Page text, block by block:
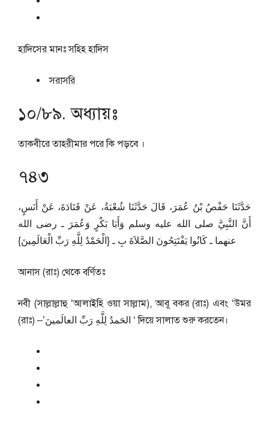
হাদিসের মানঃসহিহ হাদিস
সরাসরি
১০/৮৯. অধ্যায়ঃ
তাকবীরে তাহরীমার পরে কি পড়বে ।
৭৪৩
حَدَّثَنَا حَفْصُ بْنُ عُمَرَ، قَالَ حَدَّثَنَا شُعْبَةُ، عَنْ قَتَادَةَ، عَنْ أَنَسٍ،
أَنَّ النَّبِيَّ صلى الله عليه وسلم وَأَبَا بَكْرٍ وَعُمَرَ ـ رضى الله
عنهما ـ كَانُوا يَفْتَتِحُونَ الصَّلاَةَ بِ ـ ‏{‏الْحَمْدُ لِلَّهِ رَبِّ الْعَالَمِينَ‏}‏
আনাস (রাঃ) থেকে বর্ণিতঃ
নবী (সাল্লাল্লাহু ‘আলাইহি ওয়া সাল্লাম), আবূ বকর (রাঃ) এবং ‘উমর
(রাঃ) –’الحَمدُ لِلَّهِ رَبِّ العالَمينَ ‘ দিয়ে সালাত শুরু করতেন।